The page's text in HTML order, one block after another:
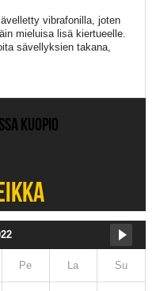
vibrafonilla, joten
mieluisa lisä kiertueelle.
sävellyksien takana,
KUOPIO
Pe La Su